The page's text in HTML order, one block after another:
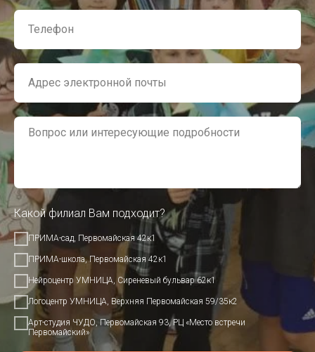
Какой филиал Вам подходит?
ПРИМА-сад, Первомайская 42к1
ПРИМА-школа, Первомайская 42к1
Нейроцентр УМНИЦА, Сиреневый бульвар 62к1
Логоцентр УМНИЦА, Верхняя Первомайская 59/35к2
Арт-студия ЧУДО, Первомайская 93, РЦ «Место встречи
Первомайский»